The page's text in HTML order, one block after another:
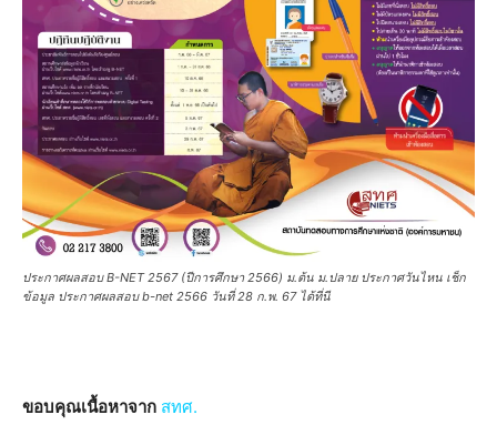
ประกาศผลสอบ B-NET 2567 (ปีการศึกษา 2566) ม.ต้น ม.ปลาย ประกาศวันไหน เช็ก
ข้อมูล ประกาศผลสอบ b-net 2566 วันที่ 28 ก.พ. 67 ได้ที่นี
ขอบคุณเนื้อหาจาก สทศ.